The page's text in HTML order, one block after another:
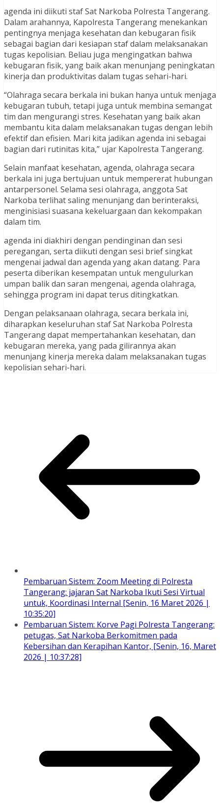
agenda ini diikuti staf Sat Narkoba Polresta Tangerang.
Dalam arahannya, Kapolresta Tangerang menekankan
pentingnya menjaga kesehatan dan kebugaran fisik
sebagai bagian dari kesiapan staf dalam melaksanakan
tugas kepolisian. Beliau juga mengingatkan bahwa
kebugaran fisik, yang baik akan menunjang peningkatan
kinerja dan produktivitas dalam tugas sehari-hari.
“Olahraga secara berkala ini bukan hanya untuk menjaga
kebugaran tubuh, tetapi juga untuk membina semangat
tim dan mengurangi stres. Kesehatan yang baik akan
membantu kita dalam melaksanakan tugas dengan lebih
efektif dan efisien. Mari kita jadikan agenda ini sebagai
bagian dari rutinitas kita,” ujar Kapolresta Tangerang.
Selain manfaat kesehatan, agenda, olahraga secara
berkala ini juga bertujuan untuk mempererat hubungan
antarpersonel. Selama sesi olahraga, anggota Sat
Narkoba terlihat saling menunjang dan berinteraksi,
menginisiasi suasana kekeluargaan dan kekompakan
dalam tim.
agenda ini diakhiri dengan pendinginan dan sesi
peregangan, serta diikuti dengan sesi brief singkat
mengenai jadwal dan agenda yang akan datang. Para
peserta diberikan kesempatan untuk mengulurkan
umpan balik dan saran mengenai, agenda olahraga,
sehingga program ini dapat terus ditingkatkan.
Dengan pelaksanaan olahraga, secara berkala ini,
diharapkan keseluruhan staf Sat Narkoba Polresta
Tangerang dapat mempertahankan kesehatan, dan
kebugaran mereka, yang pada gilirannya akan
menunjang kinerja mereka dalam melaksanakan tugas
kepolisian sehari-hari.
Pembaruan Sistem: Zoom Meeting di Polresta
Tangerang: jajaran Sat Narkoba Ikuti Sesi Virtual
untuk, Koordinasi Internal [Senin, 16 Maret 2026 |
10:35:20]
Pembaruan Sistem: Korve Pagi Polresta Tangerang:
petugas, Sat Narkoba Berkomitmen pada
Kebersihan dan Kerapihan Kantor, [Senin, 16, Maret
2026 | 10:37:28]